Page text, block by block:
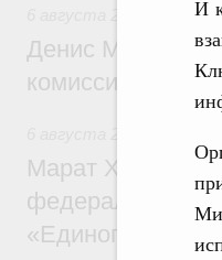
И
Общие
Денис Мантуров
комиссии по
Марат
федерального
«Единого